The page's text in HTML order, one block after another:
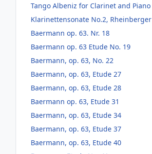
Tango Albeniz for Clarinet and Piano
Klarinettensonate No.2, Rheinberger
Baermann op. 63. Nr. 18
Baermann op. 63 Etude No. 19
Baermann, op. 63, No. 22
Baermann, op. 63, Etude 27
Baermann, op. 63, Etude 28
Baermann op. 63, Etude 31
Baermann, op. 63, Etude 34
Baermann, op. 63, Etude 37
Baermann, op. 63, Etude 40